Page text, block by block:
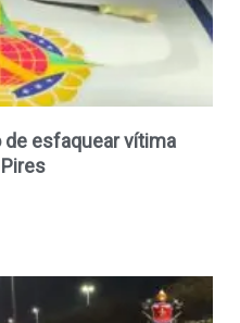
esfaquear vítima